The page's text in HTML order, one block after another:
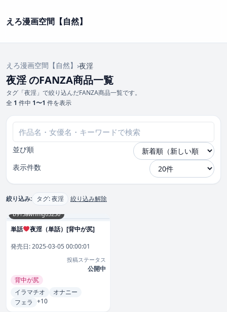
えろ漫画空間【自然】
えろ漫画空間【自然】 ›夜淫
夜淫 のFANZA商品一覧
タグ「夜淫」で絞り込んだFANZA商品一覧です。
全 1 件中 1〜1 件を表示
並び順
表示件数
絞り込み: タグ: 夜淫 絞り込み解除
b915awnmg03230
単話
夜淫（単話）[背中が尻]
発売日:2025-03-05 00:00:01
投稿ステータス
公開中
背中が尻
イラマチオ
オナニー
フェラ +10